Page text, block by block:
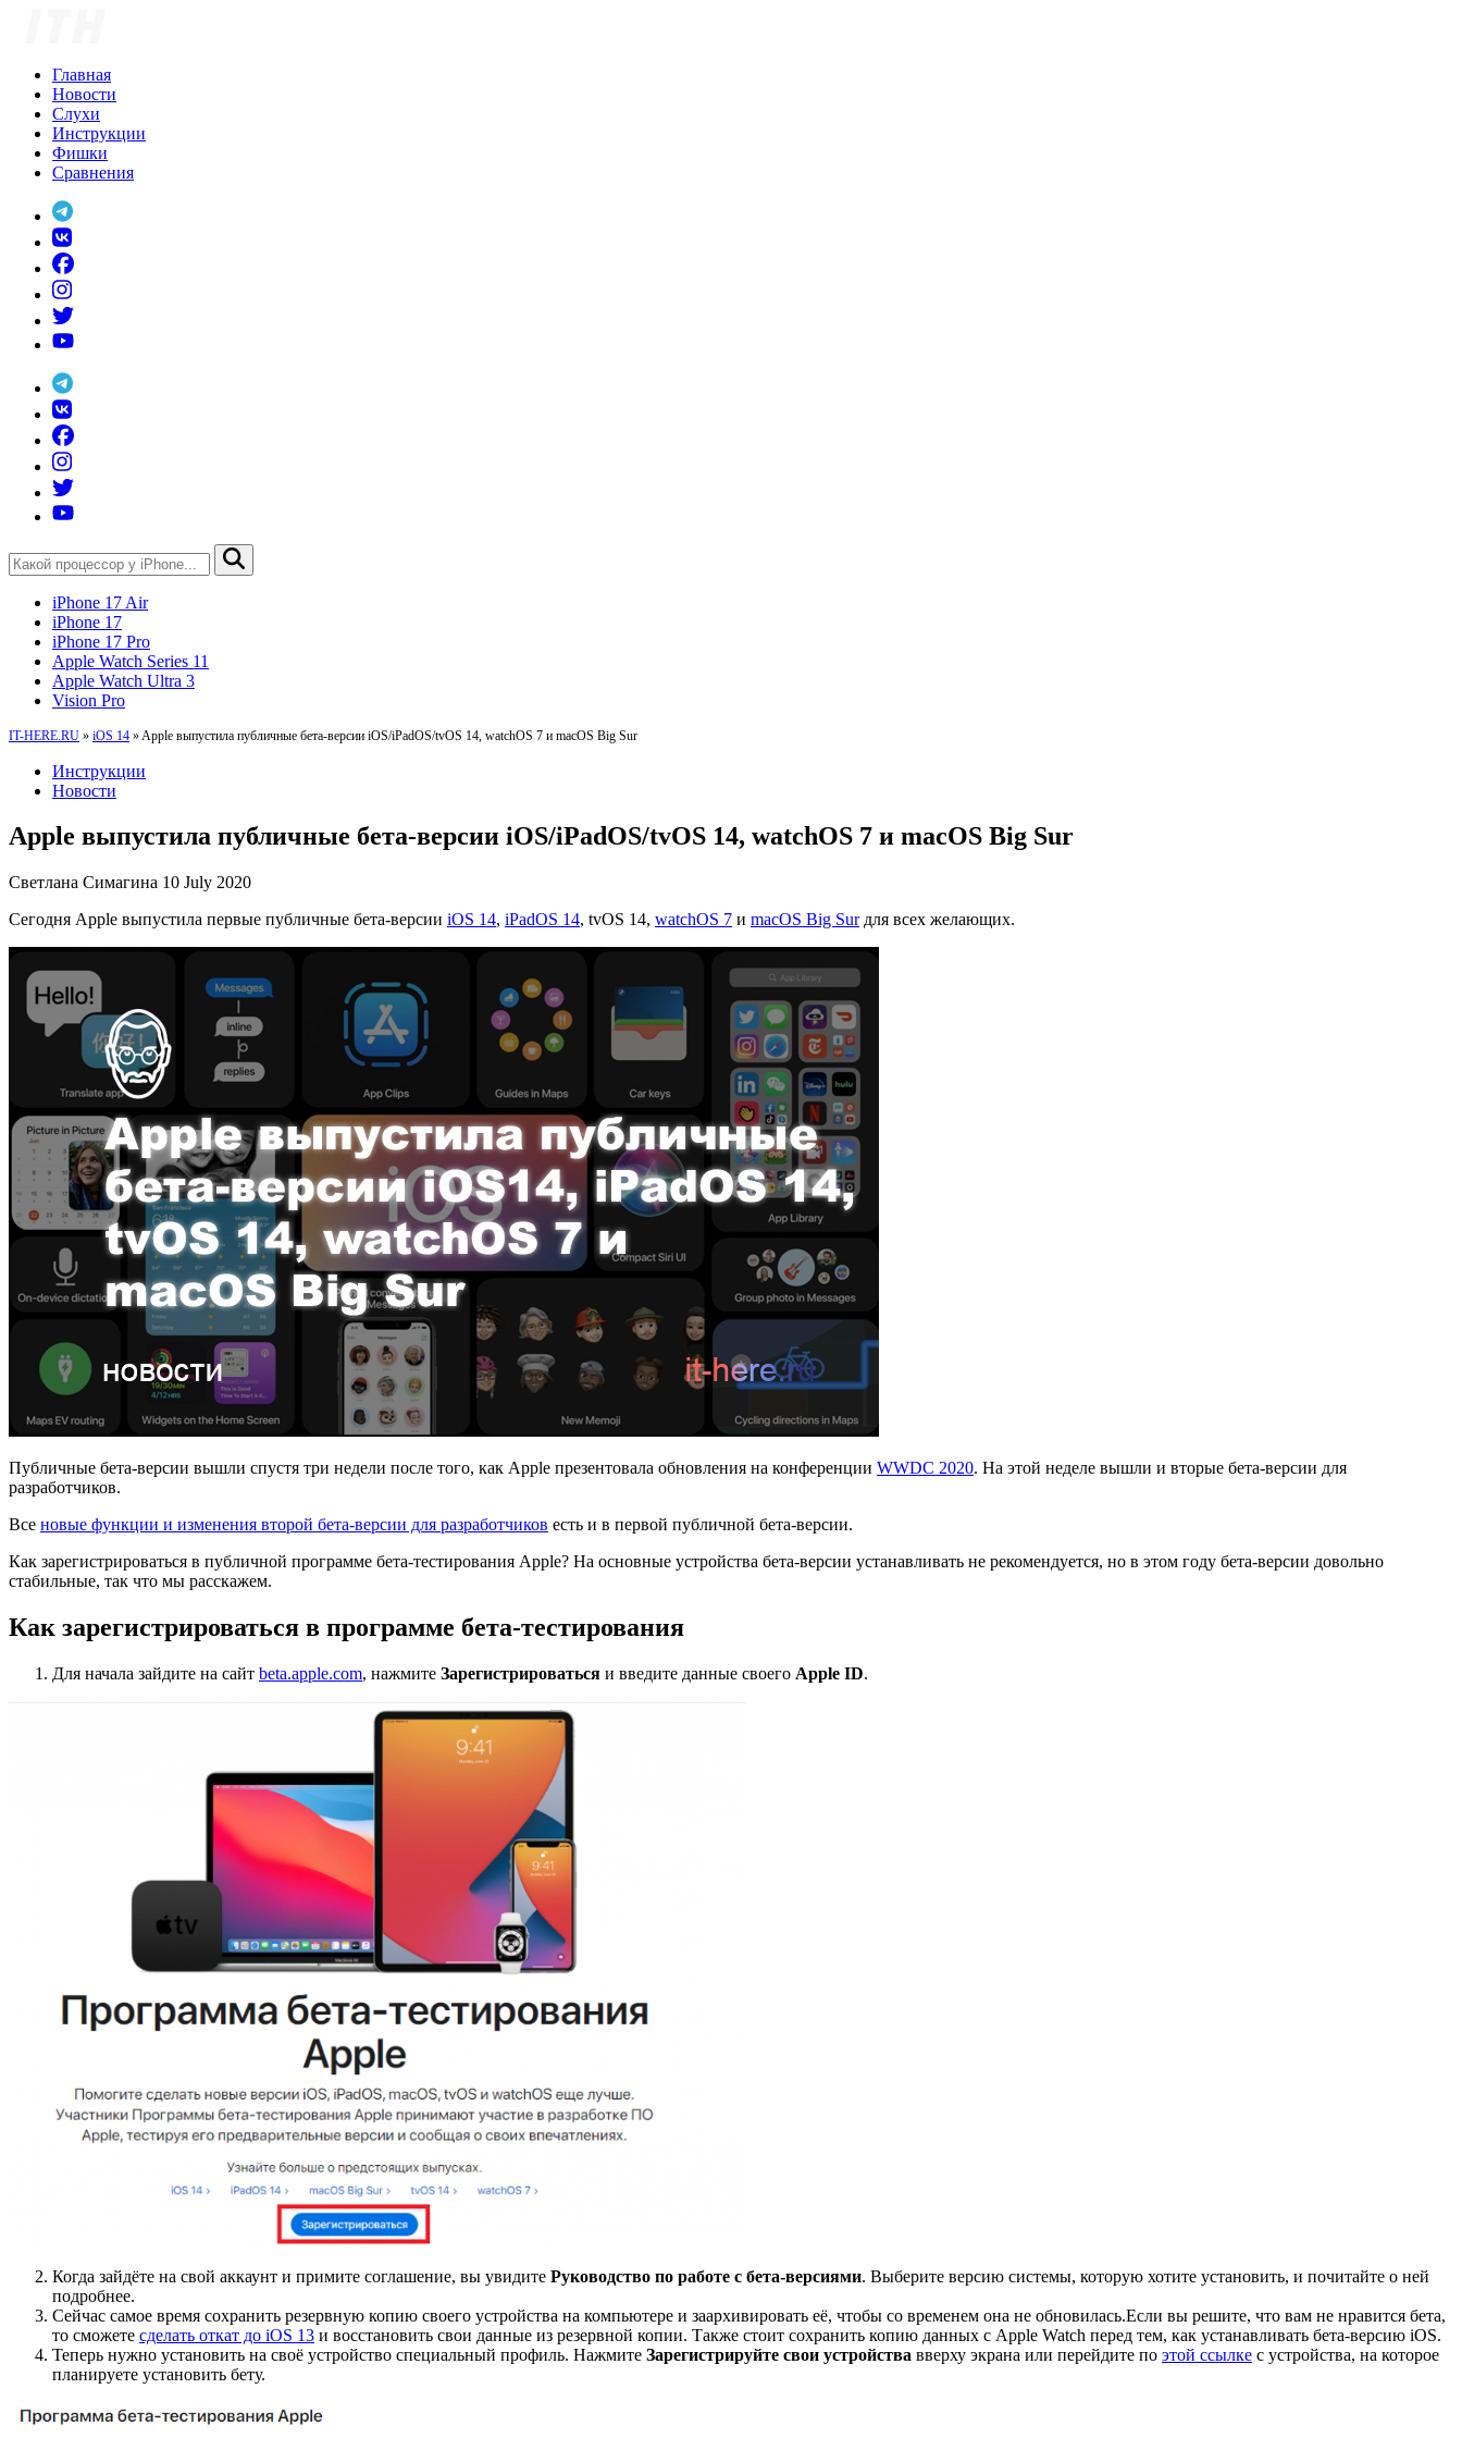
Главная
Новости
Слухи
Инструкции
Фишки
Сравнения
iPhone 17 Air
iPhone 17
iPhone 17 Pro
Apple Watch Series 11
Apple Watch Ultra 3
Vision Pro
IT-HERE.RU » iOS 14 » Apple выпустила публичные бета-версии iOS/iPadOS/tvOS 14, watchOS 7 и macOS Big Sur
Инструкции
Новости
Apple выпустила публичные бета-версии iOS/iPadOS/tvOS 14, watchOS 7 и macOS Big Sur
Светлана Симагина 10 July 2020
Сегодня Apple выпустила первые публичные бета-версии iOS 14, iPadOS 14, tvOS 14, watchOS 7 и macOS Big Surдля всех желающих.
Публичные бета-версии вышли спустя три недели после того, как Apple презентовала обновления на конференции WWDC 2020. На этой неделе вышли и вторые бета-версии для
разработчиков.
Все новые функции и изменения второй бета-версии для разработчиков есть и в первой публичной бета-версии.
Как зарегистрироваться в публичной программе бета-тестирования Apple? На основные устройства бета-версии устанавливать не рекомендуется, но в этом году бета-версии довольно
стабильные, так что мы расскажем.
Как зарегистрироваться в программе бета-тестирования
Для начала зайдите на сайт beta.apple.com, нажмите Зарегистрироваться и введите данные своего Apple ID.
Когда зайдёте на свой аккаунт и примите соглашение, вы увидите Руководство по работе с бета-версиями. Выберите версию системы, которую хотите установить, и почитайте о ней
подробнее.
Сейчас самое время сохранить резервную копию своего устройства на компьютере и заархивировать её, чтобы со временем она не обновилась.Если вы решите, что вам не нравится бета,
то сможете сделать откат до iOS 13 и восстановить свои данные из резервной копии. Также стоит сохранить копию данных с Apple Watch перед тем, как устанавливать бета-версию iOS.
Теперь нужно установить на своё устройство специальный профиль. Нажмите Зарегистрируйте свои устройства вверху экрана или перейдите по этой ссылке с устройства, на которое
планируете установить бету.